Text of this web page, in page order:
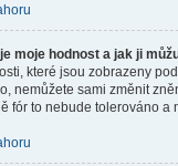
moje hodnost a jak ji
které jsou zobrazeny
nemůžete sami změnit
fór to nebude tolerováno a